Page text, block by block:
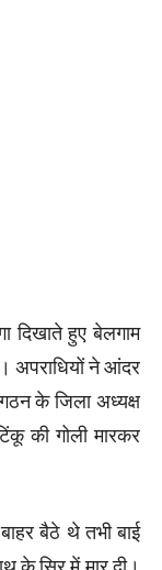
दिखाते हुए बेलगाम
अपराधियों ने आंदर
के जिला अध्यक्ष
की गोली मारकर
बैठे थे तभी बाई